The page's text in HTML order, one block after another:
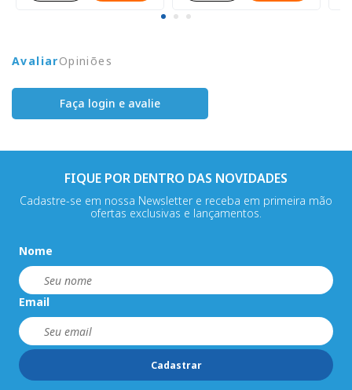
AvaliarOpiniões
Faça login e avalie
FIQUE POR DENTRO DAS NOVIDADES
Cadastre-se em nossa Newsletter e receba em primeira mão
ofertas exclusivas e lançamentos.
Nome
Email
Cadastrar